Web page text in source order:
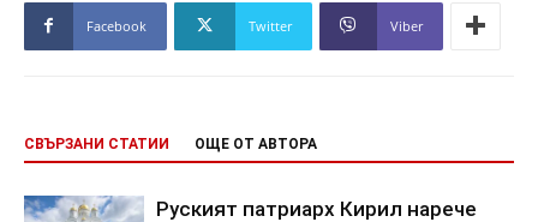
Facebook Twitter Viber
СВЪРЗАНИ СТАТИИ ОЩЕ ОТ АВТОРА
Руският патриарх Кирил нарече